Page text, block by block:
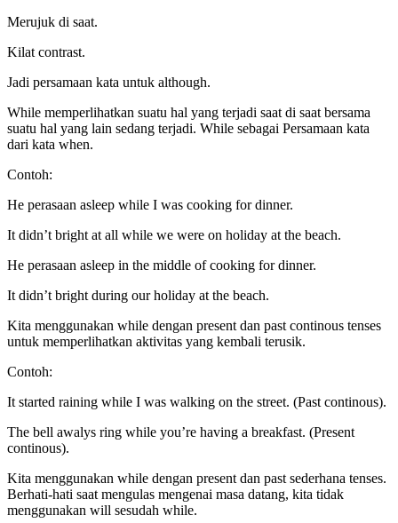
Merujuk di saat.
Kilat contrast.
Jadi persamaan kata untuk although.
While memperlihatkan suatu hal yang terjadi saat di saat bersama
suatu hal yang lain sedang terjadi. While sebagai Persamaan kata
dari kata when.
Contoh:
He perasaan asleep while I was cooking for dinner.
It didn’t bright at all while we were on holiday at the beach.
He perasaan asleep in the middle of cooking for dinner.
It didn’t bright during our holiday at the beach.
Kita menggunakan while dengan present dan past continous tenses
untuk memperlihatkan aktivitas yang kembali terusik.
Contoh:
It started raining while I was walking on the street. (Past continous).
The bell awalys ring while you’re having a breakfast. (Present
continous).
Kita menggunakan while dengan present dan past sederhana tenses.
Berhati-hati saat mengulas mengenai masa datang, kita tidak
menggunakan will sesudah while.